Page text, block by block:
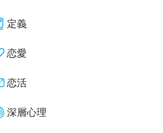
定義
恋愛
恋活
深層心理